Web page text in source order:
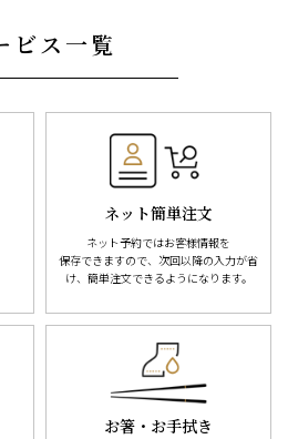
ビス一覧
ネット簡単注文
ネット予約ではお客様情報を
保存できますので、次回以降の入力が省
け、簡単注文できるようになります。
お箸・お手拭き